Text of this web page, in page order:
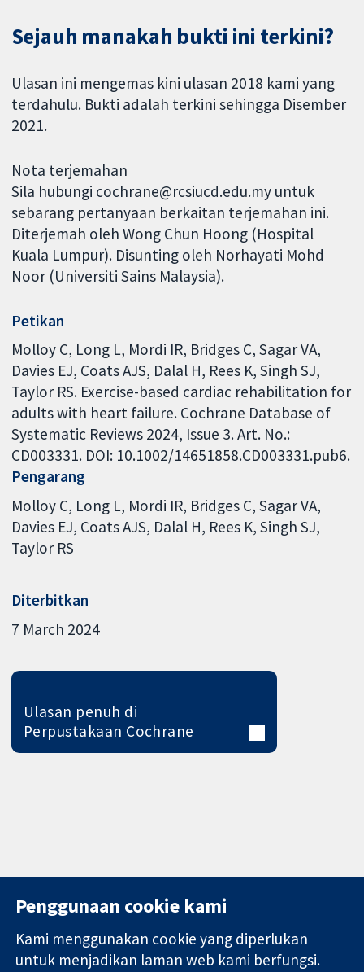
Sejauh manakah bukti ini terkini?
Ulasan ini mengemas kini ulasan 2018 kami yang
terdahulu. Bukti adalah terkini sehingga Disember
2021.
Nota terjemahan
Sila hubungi cochrane@rcsiucd.edu.my untuk
sebarang pertanyaan berkaitan terjemahan ini.
Diterjemah oleh Wong Chun Hoong (Hospital
Kuala Lumpur). Disunting oleh Norhayati Mohd
Noor (Universiti Sains Malaysia).
Petikan
Molloy C, Long L, Mordi IR, Bridges C, Sagar VA,
Davies EJ, Coats AJS, Dalal H, Rees K, Singh SJ,
Taylor RS. Exercise-based cardiac rehabilitation for
adults with heart failure. Cochrane Database of
Systematic Reviews 2024, Issue 3. Art. No.:
CD003331. DOI: 10.1002/14651858.CD003331.pub6.
Pengarang
Molloy C Long L Mordi IR Bridges C Sagar VA
Davies EJ Coats AJS Dalal H Rees K Singh SJ
Taylor RS
Diterbitkan
7 March 2024
Ulasan penuh di
Perpustakaan Cochrane
11-13 Cavendish
Square
Hubungi kita
Berita
Penggunaan cookie kami
Kami menggunakan cookie yang diperlukan
untuk menjadikan laman web kami berfungsi.